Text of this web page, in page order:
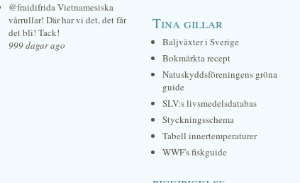
@fraidifrida Vietnamesiska
vårrullar! Där har vi det, det får
det bli! Tack!
999 dagar ago
Tina gillar
Baljväxter i Sverige
Bokmärkta recept
Natuskyddsföreningens gröna
guide
SLV:s livsmedelsdatabas
Styckningsschema
Tabell innertemperaturer
WWF's fiskguide